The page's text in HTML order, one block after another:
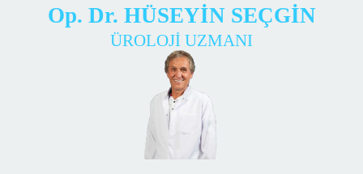
Op. Dr. HÜSEYİN SEÇGİN
ÜROLOJİ UZMANI